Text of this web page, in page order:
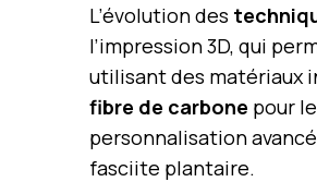
L’évolution des
l’impression 3D, qui
utilisant des matériaux
fibre de carbone pour
personnalisation
fasciite plantaire.